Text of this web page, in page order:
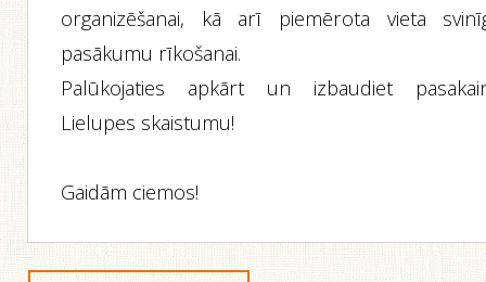
organizēšanai, kā arī piemērota vieta
pasākumu rīkošanai.
Palūkojaties apkārt un izbaudiet
Lielupes skaistumu!
Gaidām ciemos!